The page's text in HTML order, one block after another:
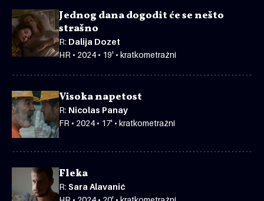
Jednog dana dogodit će se nešto
strašno
R: Dalija Dozet
HR • 2024 • 19' • kratkometražni
Visoka napetost
R: Nicolas Panay
FR • 2024 • 17' • kratkometražni
Fleka
R: Sara Alavanić